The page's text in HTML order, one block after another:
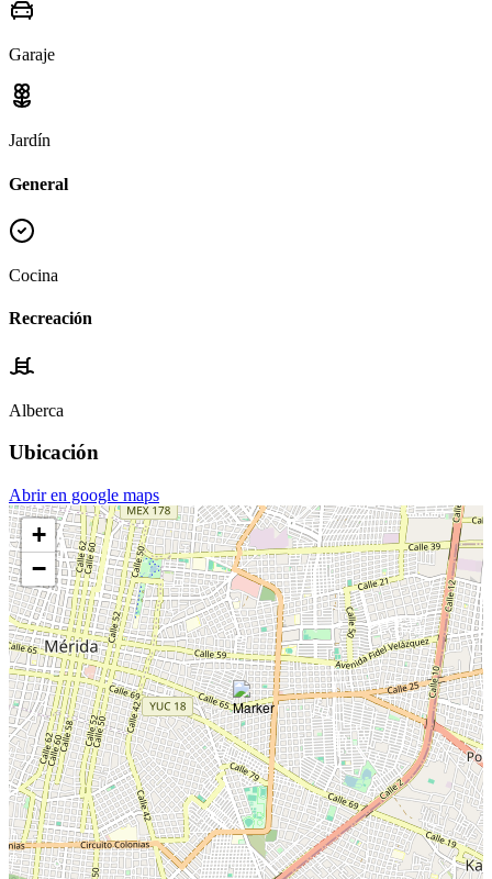
Garaje
Jardín
General
Cocina
Recreación
Alberca
Ubicación
Abrir en google maps
+
−